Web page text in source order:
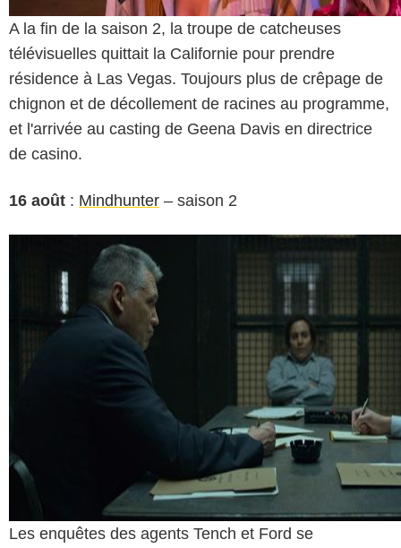
A la fin de la saison 2, la troupe de catcheuses
télévisuelles quittait la Californie pour prendre
résidence à Las Vegas. Toujours plus de crêpage de
chignon et de décollement de racines au programme,
et l'arrivée au casting de Geena Davis en directrice
de casino.
16 août : Mindhunter – saison 2
Les enquêtes des agents Tench et Ford se